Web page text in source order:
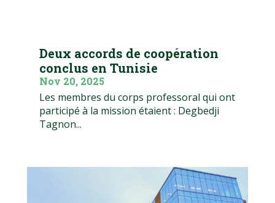
Deux accords de coopération
conclus en Tunisie
Nov 20, 2025
Les membres du corps professoral qui ont
participé à la mission étaient : Degbedji
Tagnon...